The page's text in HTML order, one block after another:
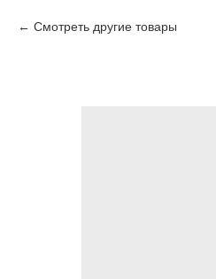
Смотреть другие товары